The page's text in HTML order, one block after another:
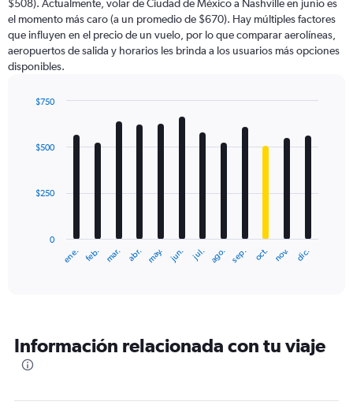
chart
has
1
Y
axis
values.
to
$508). Actualmente, volar de Ciudad de México a Nashville en junio es
el momento más caro (a un promedio de $670). Hay múltiples factores
que influyen en el precio de un vuelo, por lo que comparar aerolíneas,
aeropuertos de salida y horarios les brinda a los usuarios más opciones
disponibles.
with
12
The
categories.
The
ene. feb. mar. abr. may. jun. jul. ago. sep. oct. nov. dic.
0
$250
$500
$750
Información relacionada con tu viaje